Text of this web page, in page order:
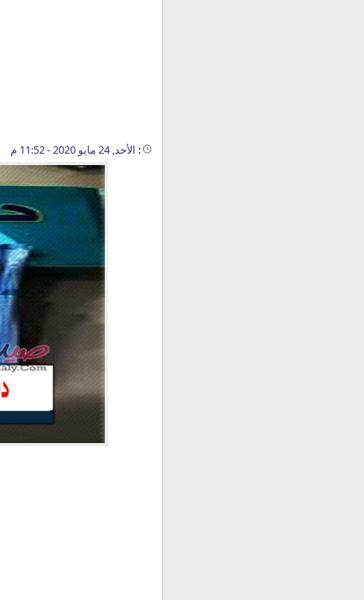
: الأحد, 24 مايو 2020 - 11:52 م